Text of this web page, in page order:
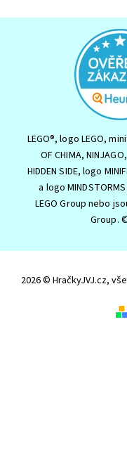
LEGO®, logo LEGO,
OF CHIMA,
HIDDEN SIDE, logo
a logo
LEGO Group nebo
Group.
2026 © HračkyJVJ.cz,